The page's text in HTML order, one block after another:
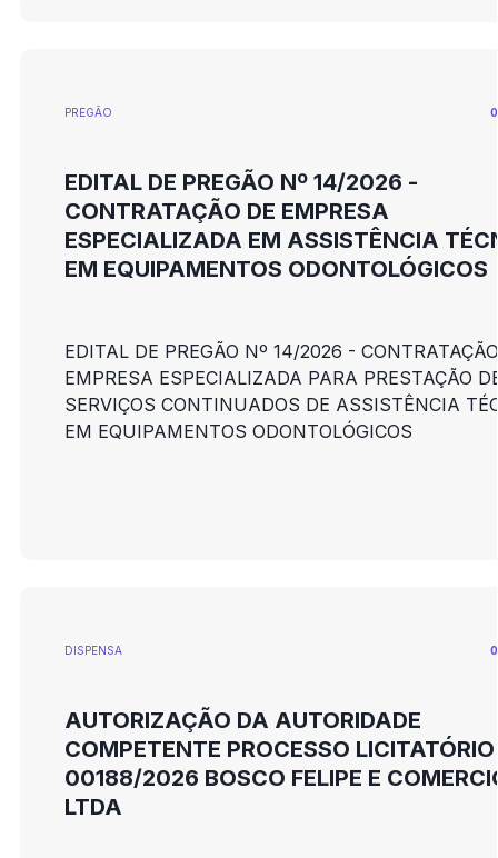
PREGÃO
EDITAL DE PREGÃO Nº 14/2026 -
CONTRATAÇÃO DE EMPRESA
ESPECIALIZADA EM ASSISTÊNCIA
EM EQUIPAMENTOS ODONTOLÓGICOS
EDITAL DE PREGÃO Nº 14/2026 -
EMPRESA ESPECIALIZADA PARA PRESTAÇÃO
SERVIÇOS CONTINUADOS DE ASSISTÊNCIA
EM EQUIPAMENTOS ODONTOLÓGICOS
DISPENSA
AUTORIZAÇÃO DA AUTORIDADE
COMPETENTE PROCESSO
00188/2026 BOSCO FELIPE E
LTDA